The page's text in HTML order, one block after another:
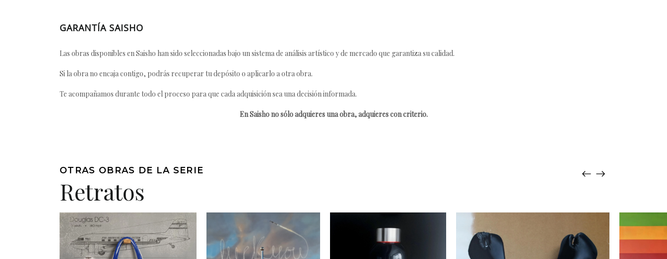
GARANTÍA SAISHO
Las obras disponibles en Saisho han sido seleccionadas bajo un sistema de análisis artístico y de mercado que garantiza su calidad.
Si la obra no encaja contigo, podrás recuperar tu depósito o aplicarlo a otra obra.
Te acompañamos durante todo el proceso para que cada adquisición sea una decisión informada.
En Saisho no sólo adquieres una obra, adquieres con criterio.
OTRAS OBRAS DE LA SERIE
Retratos